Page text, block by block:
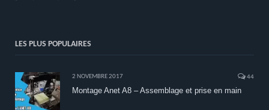
LES PLUS POPULAIRES
2 NOVEMBRE 2017 44
Montage Anet A8 – Assemblage et prise en main